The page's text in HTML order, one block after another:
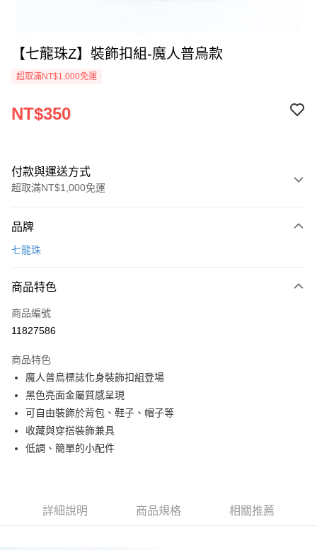
【七龍珠Z】裝飾扣組-魔人普烏款
超取滿NT$1,000免運
NT$350
付款與運送方式
超取滿NT$1,000免運
信用卡一次付款
Apple Pay
每筆NT$60，滿NT$1,000(含以上)免運費
7-11取貨付款
每筆NT$60，滿NT$1,000(含以上)免運費
宅配-本島
每筆NT$150，滿NT$1,500(含以上)免運費
品牌
七龍珠
商品特色
商品編號
11827586
商品特色
魔人普烏標誌化身裝飾扣組登場
黑色亮面金屬質感呈現
可自由裝飾於背包、鞋子、帽子等
收藏與穿搭裝飾兼具
低調、簡單的小配件
詳細說明 商品規格 相關推薦